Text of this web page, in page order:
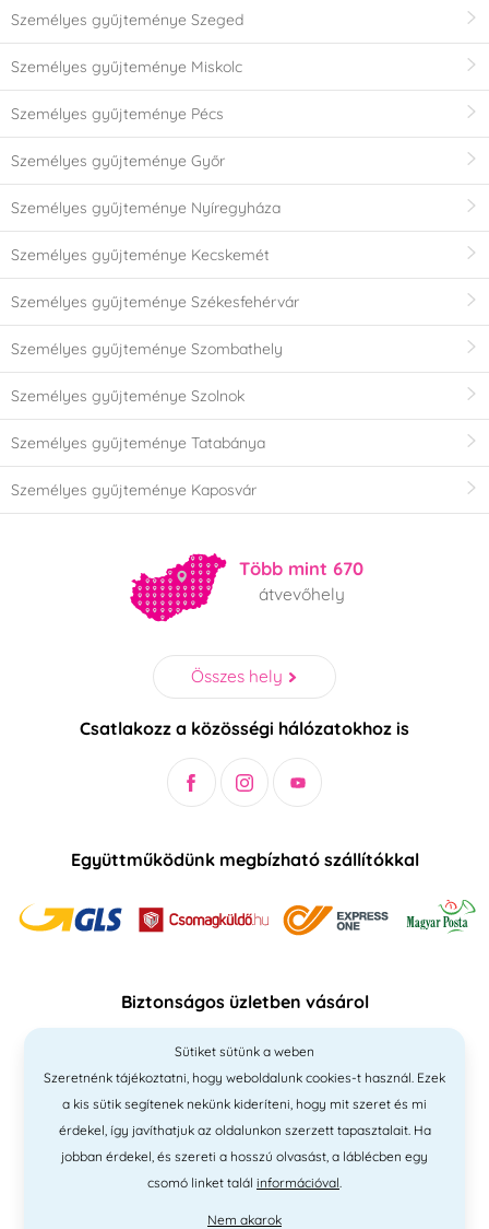
Személyes gyűjteménye Szeged
Személyes gyűjteménye Miskolc
Személyes gyűjteménye Pécs
Személyes gyűjteménye Győr
Személyes gyűjteménye Nyíregyháza
Személyes gyűjteménye Kecskemét
Személyes gyűjteménye Székesfehérvár
Személyes gyűjteménye Szombathely
Személyes gyűjteménye Szolnok
Személyes gyűjteménye Tatabánya
Személyes gyűjteménye Kaposvár
Több mint 670
átvevőhely
Összes hely
Csatlakozz a közösségi hálózatokhoz is
Együttműködünk megbízható szállítókkal
Biztonságos üzletben vásárol
Sütiket sütünk a weben
Szeretnénk tájékoztatni, hogy weboldalunk cookies-t használ. Ezek
a kis sütik segítenek nekünk kideríteni, hogy mit szeret és mi
érdekel, így javíthatjuk az oldalunkon szerzett tapasztalait. Ha
jobban érdekel, és szereti a hosszú olvasást, a láblécben egy
csomó linket talál információval.
Nem akarok